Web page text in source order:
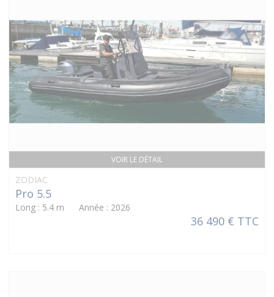
VOIR LE DÉTAIL
ZODIAC
Pro 5.5
Long : 5.4 m Année : 2026
36 490 € TTC